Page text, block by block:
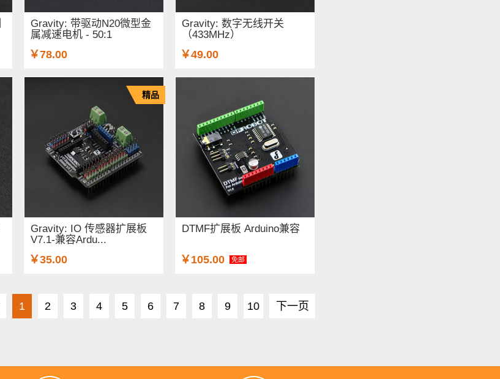
Gravity: 带驱动N20微型金
属减速电机 - 50:1
￥78.00
Gravity: 数字无线开关
（433MHz）
￥49.00
Gravity: IO 传感器扩展板
V7.1-兼容Ardu...
￥35.00
精品
DTMF扩展板 Arduino兼容
￥105.00 免邮
1 2 3 4 5 6 7 8 9 10 下一页